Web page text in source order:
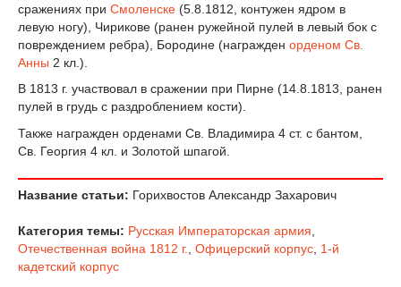
сражениях при Смоленске (5.8.1812, контужен ядром в
левую ногу), Чирикове (ранен ружейной пулей в левый бок с
повреждением ребра), Бородине (награжден орденом Св.
Анны 2 кл.).
В 1813 г. участвовал в сражении при Пирне (14.8.1813, ранен
пулей в грудь с раздроблением кости).
Также награжден орденами Св. Владимира 4 ст. с бантом,
Св. Георгия 4 кл. и Золотой шпагой.
Название статьи: Горихвостов Александр Захарович
Категория темы: Русская Императорская армия
Отечественная война 1812 г.
Офицерский корпус 1-й
кадетский корпус